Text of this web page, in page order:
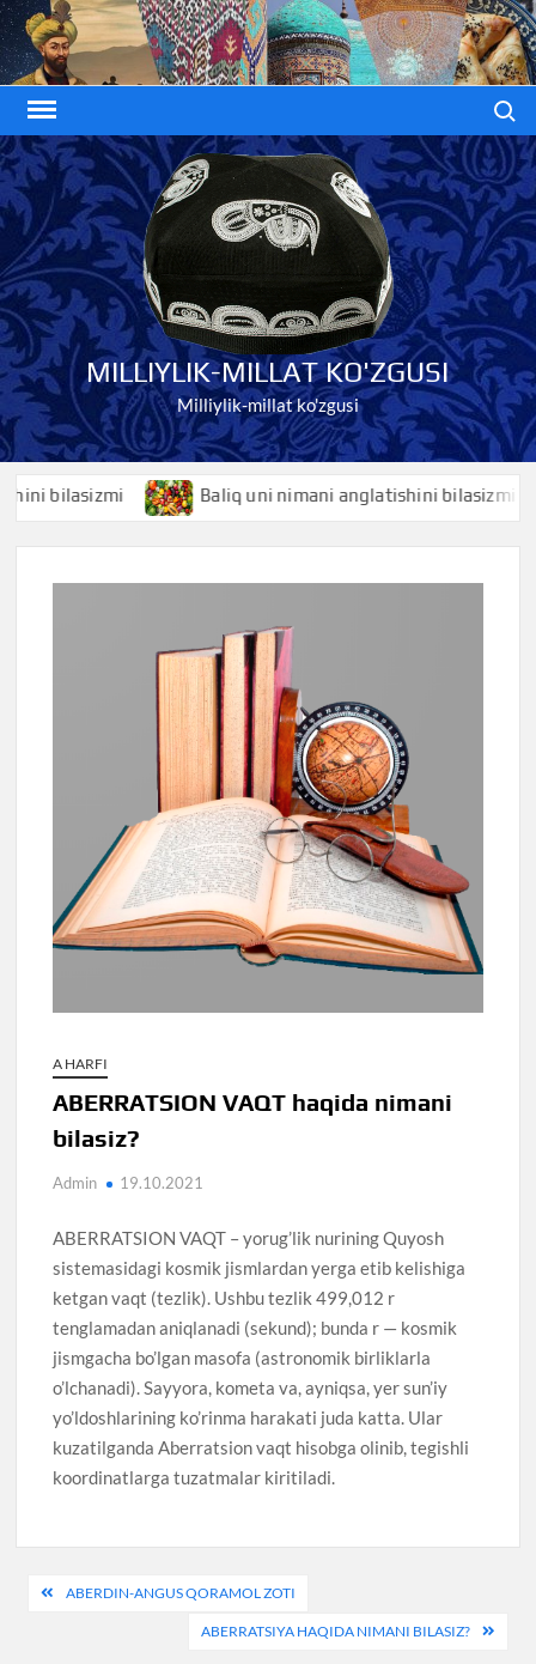
Skip
to
content
MILLIYLIK-MILLAT KO'ZGUSI
Milliylik-millat ko'zgusi
bilasizmi Baliq uni nimani anglatishini bilasizmi
A HARFI
ABERRATSION VAQT haqida nimani
bilasiz?
Admin 19.10.2021
ABERRATSION VAQT – yorug’lik nurining Quyosh
sistemasidagi kosmik jismlardan yerga etib kelishiga
ketgan vaqt (tezlik). Ushbu tezlik 499,012 r
tenglamadan aniqlanadi (sekund); bunda r — kosmik
jismgacha bo’lgan masofa (astronomik birliklarla
o’lchanadi). Sayyora, kometa va, ayniqsa, yer sun’iy
yo’ldoshlarining ko’rinma harakati juda katta. Ular
kuzatilganda Aberratsion vaqt hisobga olinib, tegishli
koordinatlarga tuzatmalar kiritiladi.
PostABERDIN-ANGUS QORAMOL ZOTI
ABERRATSIYA HAQIDA NIMANI BILASIZ?